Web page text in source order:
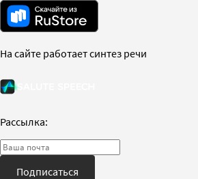
На сайте работает синтез речи
Рассылка:
Подписаться